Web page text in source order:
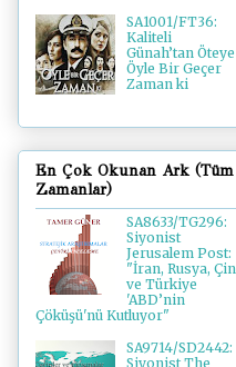
SA1001/FT36:
Kaliteli
Günah’tan Öteye
Öyle Bir Geçer
Zaman ki
En Çok Okunan Ark (Tüm
Zamanlar)
SA8633/TG296:
Siyonist
Jerusalem Post:
"İran, Rusya, Çin
ve Türkiye
'ABD’nin
Çöküşü'nü Kutluyor"
SA9714/SD2442:
Siyonist The